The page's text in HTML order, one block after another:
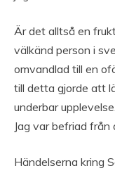
Är det alltså en
välkänd person i
omvandlad till en
till detta gjorde att
underbar
Jag var befriad från
Händelserna kring